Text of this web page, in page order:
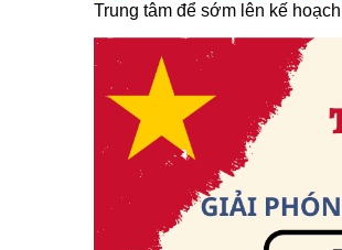
Trung tâm để sớm lên kế